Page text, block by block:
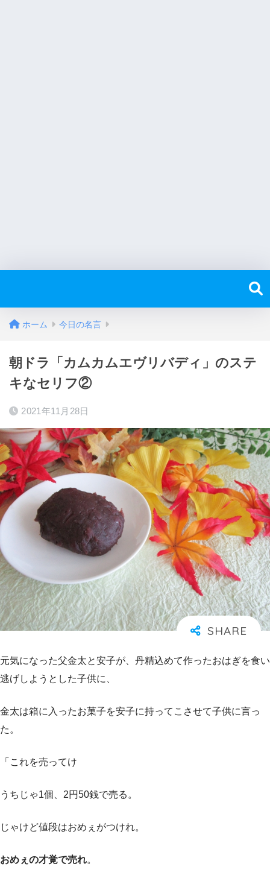
ホーム 今日の名言
朝ドラ「カムカムエヴリバディ」のステ
キなセリフ②
2021年11月28日
元気になった父金太と安子が、丹精込めて作ったおはぎを食い
逃げしようとした子供に、
金太は箱に入ったお菓子を安子に持ってこさせて子供に言っ
た。
「これを売ってけ
うちじゃ1個、2円50銭で売る。
じゃけど値段はおめぇがつけれ。
おめぇの才覚で売れ。